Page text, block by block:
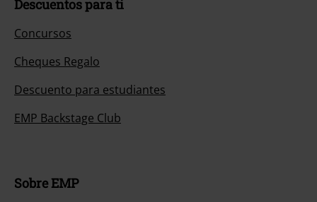
Descuentos para ti
Concursos
Cheques Regalo
Descuento para estudiantes
EMP Backstage Club
Sobre EMP